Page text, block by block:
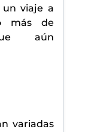
un viaje a
más de
aún